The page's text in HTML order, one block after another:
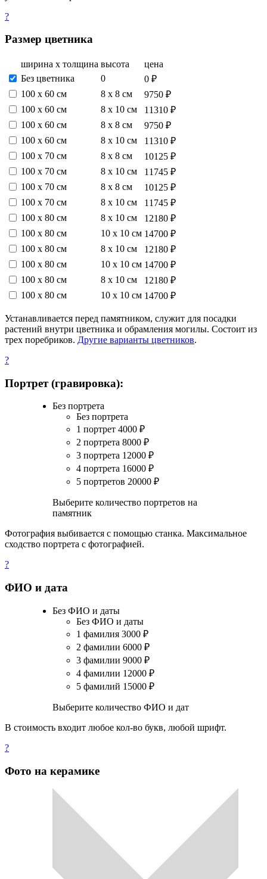
?
Размер цветника
ширина х толщина высота
цена
Без цветника
0
0 ₽
100 х 60 см
8 х 8 см
9750 ₽
100 х 60 см
8 х 10 см
11310 ₽
100 х 60 см
8 х 8 см
9750 ₽
100 х 60 см
8 х 10 см
11310 ₽
100 х 70 см
8 х 8 см
10125 ₽
100 х 70 см
8 х 10 см
11745 ₽
100 х 70 см
8 х 8 см
10125 ₽
100 х 70 см
8 х 10 см
11745 ₽
100 х 80 см
8 х 10 см
12180 ₽
100 х 80 см
10 х 10 см 14700 ₽
100 х 80 см
8 х 10 см
12180 ₽
100 х 80 см
10 х 10 см 14700 ₽
100 х 80 см
8 х 10 см
12180 ₽
100 х 80 см
10 х 10 см 14700 ₽
Устанавливается перед памятником, служит для посадки
растений внутри цветника и обрамления могилы. Состоит из
трех поребриков. Другие варианты цветников.
?
Портрет (гравировка):
Без портрета
Без портрета
1 портрет 4000 ₽
2 портрета 8000 ₽
3 портрета 12000 ₽
4 портрета 16000 ₽
5 портретов 20000 ₽
Выберите количество портретов на
памятник
Фотография выбивается с помощью станка. Максимальное
сходство портрета с фотографией.
?
ФИО и дата
Без ФИО и даты
Без ФИО и даты
1 фамилия 3000 ₽
2 фамилии 6000 ₽
3 фамилии 9000 ₽
4 фамилии 12000 ₽
5 фамилий 15000 ₽
Выберите количество ФИО и дат
В стоимость входит любое кол-во букв, любой шрифт.
?
Фото на керамике